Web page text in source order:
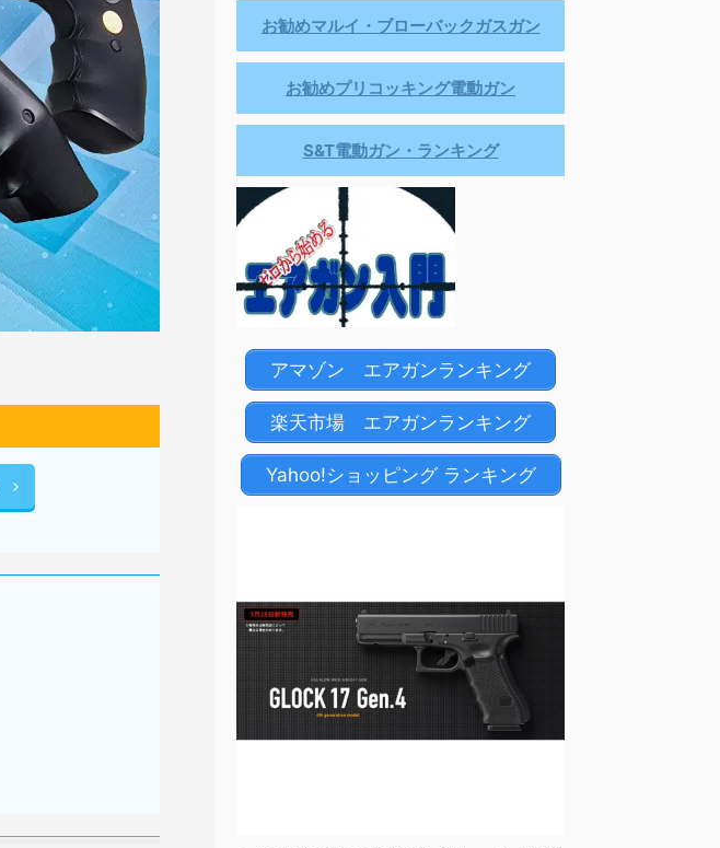
お勧めマルイ・ブローバックガスガン
お勧めプリコッキング電動ガン
S&T電動ガン・ランキング
アマゾン エアガンランキング
楽天市場 エアガンランキング
Yahoo!ショッピング ランキング